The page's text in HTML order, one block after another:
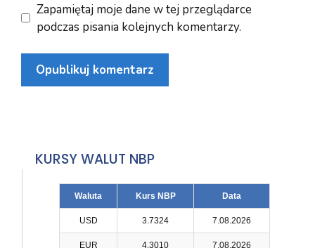
Zapamiętaj moje dane w tej przeglądarce
podczas pisania kolejnych komentarzy.
KURSY WALUT NBP
Waluta Kurs NBP Data
USD 3.7324 7.08.2026
EUR 4.3010 7.08.2026